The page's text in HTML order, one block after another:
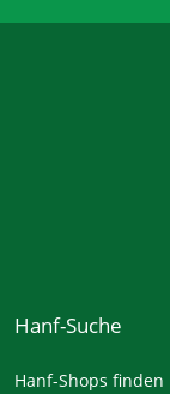
Hanf-Suche
Hanf-Shops finden